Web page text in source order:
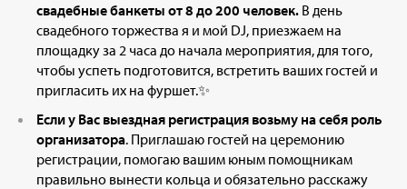
свадебные банкеты от 8 до 200 человек. В день
свадебного торжества я и мой DJ, приезжаем на
площадку за 2 часа до начала мероприятия, для того,
чтобы успеть подготовится, встретить ваших гостей и
пригласить их на фуршет.✨
Если у Вас выездная регистрация возьму на себя роль
организатора. Приглашаю гостей на церемонию
регистрации, помогаю вашим юным помощникам
правильно вынести кольца и обязательно расскажу